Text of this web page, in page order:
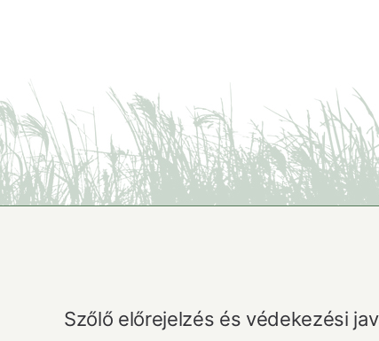
Szőlő előrejelzés és védekezési